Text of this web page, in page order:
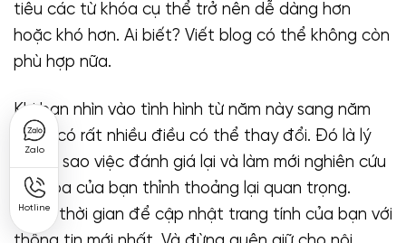
tiêu các từ khóa cụ thể trở nên dễ dàng hơn
hoặc khó hơn. Ai biết? Viết blog có thể không còn
phù hợp nữa.
Khi bạn nhìn vào tình hình từ năm này sang năm
khác, có rất nhiều điều có thể thay đổi. Đó là lý
do tại sao việc đánh giá lại và làm mới nghiên cứu
từ khóa của bạn thỉnh thoảng lại quan trọng.
Dành thời gian để cập nhật trang tính của bạn với
Zalo
Hotline